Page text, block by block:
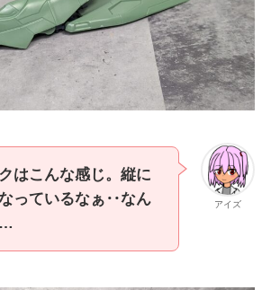
アイズ
はこんな感じ。縦に
っているなぁ‥なん